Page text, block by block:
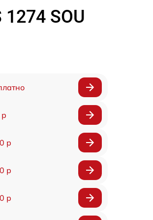
SOU
р
р
р